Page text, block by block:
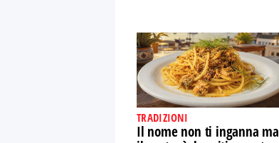
TRADIZIONI
Il nome non ti inganna ma